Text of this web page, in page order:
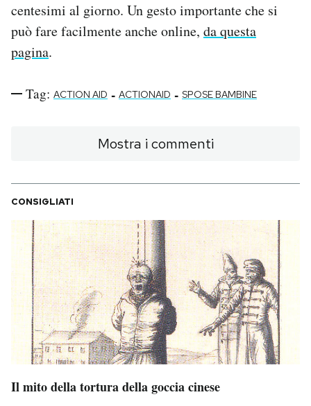
centesimi al giorno. Un gesto importante che si
può fare facilmente anche online, da questa
pagina.
Tag: ACTION AID - ACTIONAID - SPOSE BAMBINE
Mostra i commenti
CONSIGLIATI
Il mito della tortura della goccia cinese